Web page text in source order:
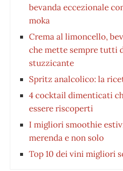
bevanda eccezionale
moka
Crema al limoncello,
che mette sempre tutti
stuzzicante
Spritz analcolico: la
4 cocktail dimenticati
essere riscoperti
I migliori smoothie
merenda e non solo
Top 10 dei vini migliori